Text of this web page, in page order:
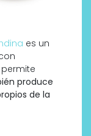
es un
produce
de la